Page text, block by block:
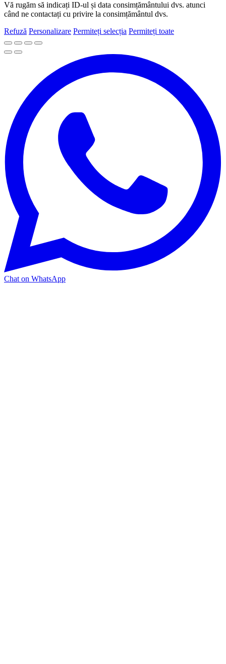
Vă rugăm să indicați ID-ul și data consimțământului dvs. atunci
când ne contactați cu privire la consimțământul dvs.
Refuză Personalizare Permiteți selecția Permiteți toate
Chat on WhatsApp